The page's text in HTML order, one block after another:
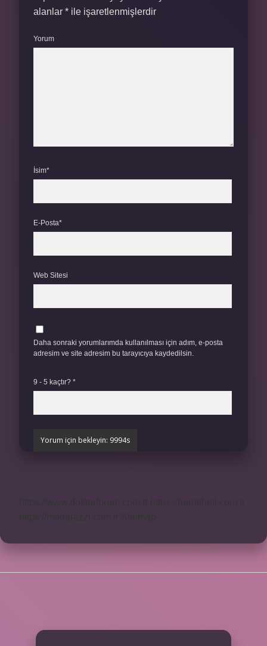
alanlar * ile işaretlenmişlerdir
Yorum
İsim*
E-Posta*
Web Sitesi
Daha sonraki yorumlarımda kullanılması için adım, e-posta
adresim ve site adresim bu tarayıcıya kaydedilsin.
9 - 5 kaçtır? *